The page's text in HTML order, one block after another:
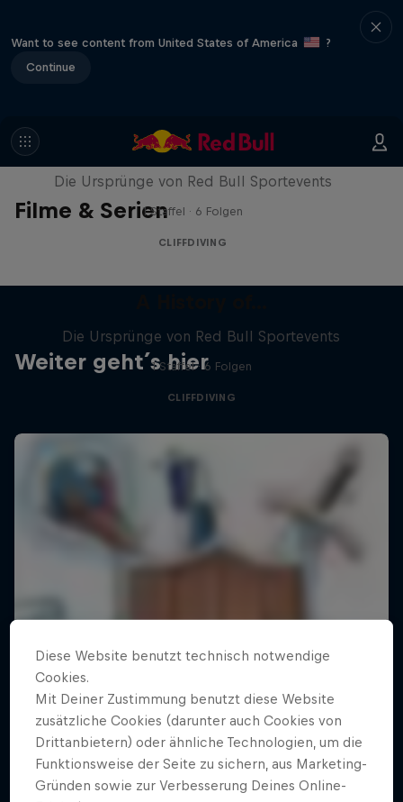
Want to see content from United States of America
?
Continue
Filme & Serien
A History of...
Die Ursprünge von Red Bull Sportevents
1 Staffel · 6 Folgen
CLIFFDIVING
Weiter geht´s hier
Die Ursprünge von Red Bull Sportevents
1 Staffel · 6 Folgen
CLIFFDIVING
Diese Website benutzt technisch notwendige
Cookies.
Mit Deiner Zustimmung benutzt diese Website
zusätzliche Cookies (darunter auch Cookies von
Drittanbietern) oder ähnliche Technologien, um die
Funktionsweise der Seite zu sichern, aus Marketing-
Gründen sowie zur Verbesserung Deines Online-